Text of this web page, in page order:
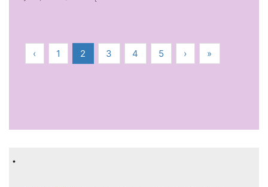
‹ 1 2 3 4 5 › »
.